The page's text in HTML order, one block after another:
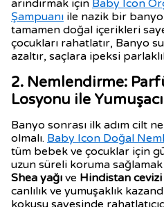
arındırmak için Baby Icon
Şampuanı ile nazik bir
tamamen doğal içerikleri
çocukları rahatlatır, Banyo
azaltır, saçlara ipeksi
2. Nemlendirme:
Losyonu ile
Banyo sonrası ilk adım cilt
olmalı. Baby Icon Doğal
tüm bebek ve çocuklar için
uzun süreli koruma
Shea yağı ve Hindistan cevizi
canlılık ve yumuşaklık
kokusu sayesinde